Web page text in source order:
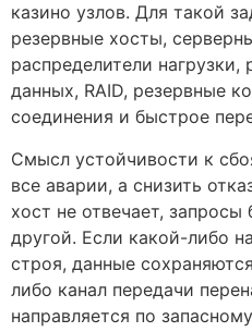
казино узлов. Для такой
резервные хосты,
распределители
данных, RAID, резервные
соединения и быстрое
Смысл устойчивости к
все аварии, а снизить
хост не отвечает, запросы
другой. Если какой-либо
строя, данные
либо канал передачи
направляется по